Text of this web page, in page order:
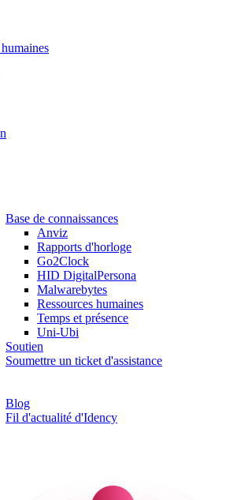
Base de connaissances
Anviz
Rapports d'horloge
Go2Clock
HID DigitalPersona
Malwarebytes
Ressources humaines
Temps et présence
Uni-Ubi
Soutien
Soumettre un ticket d'assistance
Blog
Fil d'actualité d'Idency